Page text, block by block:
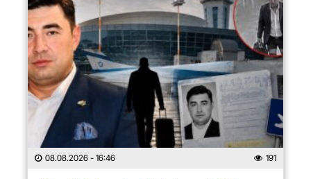
08.08.2026 - 16:46 191